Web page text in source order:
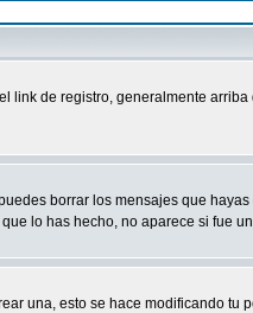
link de registro, generalmente
borrar los mensajes que
lo has hecho, no aparece si fue
una, esto se hace modificando tu